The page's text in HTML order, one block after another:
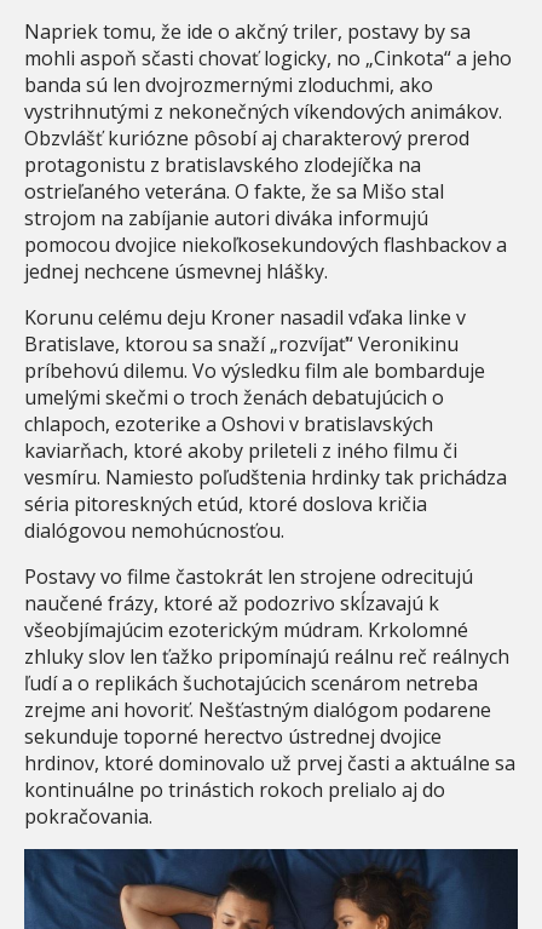
Napriek tomu, že ide o akčný triler, postavy by sa
mohli aspoň sčasti chovať logicky, no „Cinkota“ a jeho
banda sú len dvojrozmernými zloduchmi, ako
vystrihnutými z nekonečných víkendových animákov.
Obzvlášť kuriózne pôsobí aj charakterový prerod
protagonistu z bratislavského zlodejíčka na
ostrieľaného veterána. O fakte, že sa Mišo stal
strojom na zabíjanie autori diváka informujú
pomocou dvojice niekoľkosekundových flashbackov a
jednej nechcene úsmevnej hlášky.
Korunu celému deju Kroner nasadil vďaka linke v
Bratislave, ktorou sa snaží „rozvíjať“ Veronikinu
príbehovú dilemu. Vo výsledku film ale bombarduje
umelými skečmi o troch ženách debatujúcich o
chlapoch, ezoterike a Oshovi v bratislavských
kaviarňach, ktoré akoby prileteli z iného filmu či
vesmíru. Namiesto poľudštenia hrdinky tak prichádza
séria pitoreskných etúd, ktoré doslova kričia
dialógovou nemohúcnosťou.
Postavy vo filme častokrát len strojene odrecitujú
naučené frázy, ktoré až podozrivo skĺzavajú k
všeobjímajúcim ezoterickým múdram. Krkolomné
zhluky slov len ťažko pripomínajú reálnu reč reálnych
ľudí a o replikách šuchotajúcich scenárom netreba
zrejme ani hovoriť. Nešťastným dialógom podarene
sekunduje toporné herectvo ústrednej dvojice
hrdinov, ktoré dominovalo už prvej časti a aktuálne sa
kontinuálne po trinástich rokoch prelialo aj do
pokračovania.